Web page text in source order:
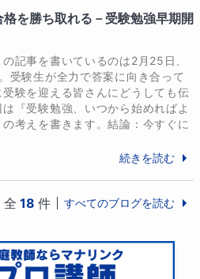
を勝ち取れる－受験勉強早期開
記事を書いているのは2月25日、
受験生が全力で答案に向き合って
験を迎える皆さんにどうしても伝
『受験勉強、いつから始めればよ
考えを書きます。結論：今すぐに
続きを読む
全 18 件 すべてのブログを読む